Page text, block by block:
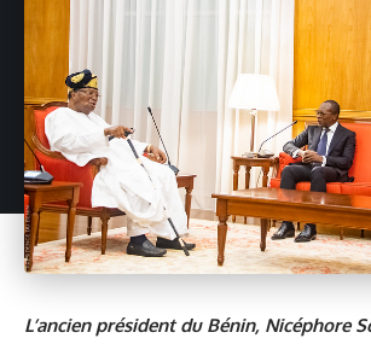
L’ancien président du Bénin, Nicéphore